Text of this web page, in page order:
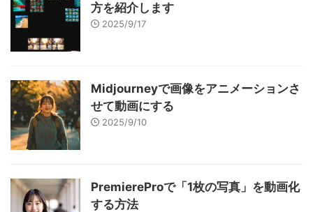
方を紹介します
2025/9/17
Midjourneyで画像をアニメーションさ
せて動画にする
2025/9/10
PremiereProで「1枚の写真」を動画化
する方法